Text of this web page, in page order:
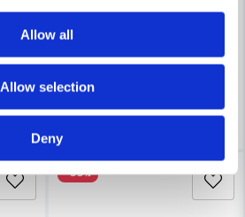
Allow all
Allow selection
Deny
853 kr
520 kr
Köp
-39%